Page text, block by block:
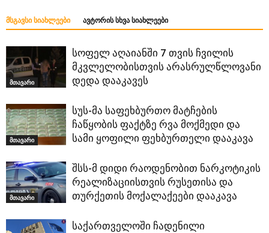
ᲛᲡᲒᲐᲕᲡᲘ ᲡᲘᲐᲮᲚᲔᲔᲑᲘ ᲐᲕᲢᲝᲠᲘᲡ ᲡᲮᲕᲐ ᲡᲘᲐᲮᲚᲔᲔᲑᲘ
მთავარი
სოფელ აღაიანში 7 თვის ჩვილის
მკვლელობისთვის არასრულწლოვანი
დედა დააკავეს
მთავარი
სუს-მა საფეხბურთო მატჩების
ჩაწყობის ფაქტზე რვა მოქმედი და
სამი ყოფილი ფეხბურთელი დააკავა
მთავარი
შსს-მ დიდი რაოდენობით ნარკოტიკის
რეალიზაციისთვის რუსეთისა და
თურქეთის მოქალაქეები დააკავა
საქართველოში ჩადენილი